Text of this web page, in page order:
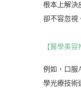
根本上解決
卻不容忽視
【醫學美
例如，口服
學光療技術